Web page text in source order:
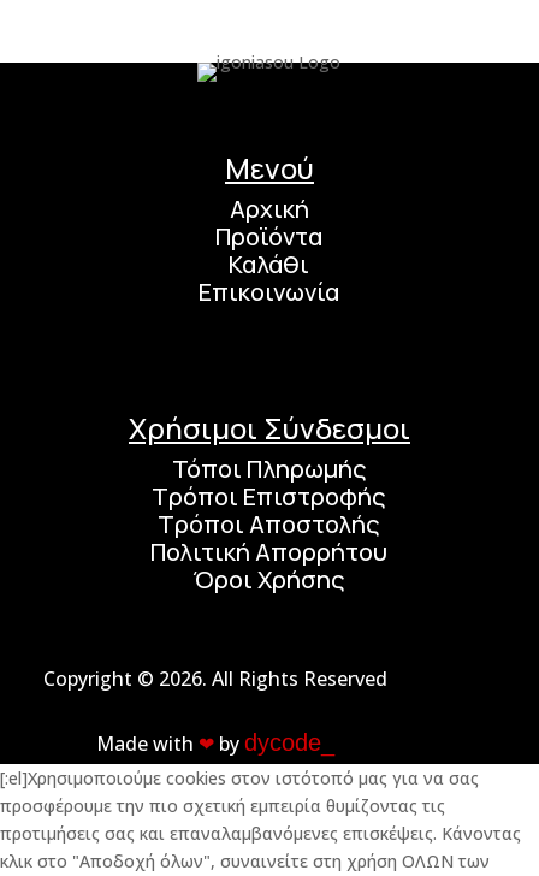
Μενού
Αρχική
Προϊόντα
Καλάθι
Επικοινωνία
Χρήσιμοι Σύνδεσμοι
Τόποι Πληρωμής
Τρόποι Επιστροφής
Τρόποι Αποστολής
Πολιτική Απορρήτου
Όροι Χρήσης
Copyright © 2026. All Rights Reserved
Made with ❤︎ bydycode_
[:el]Χρησιμοποιούμε cookies στον ιστότοπό μας για να σας
προσφέρουμε την πιο σχετική εμπειρία θυμίζοντας τις
προτιμήσεις σας και επαναλαμβανόμενες επισκέψεις. Κάνοντας
κλικ στο "Αποδοχή όλων", συναινείτε στη χρήση ΟΛΩΝ των